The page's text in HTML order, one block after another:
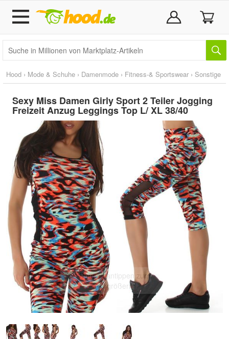
Hood › Mode & Schuhe › Damenmode › Fitness-& Sportswear › Sonstige
Sexy Miss Damen Girly Sport 2 Teiler Jogging
Freizeit Anzug Leggings Top L/ XL 38/40
Doppelt antippen zum
vergrößern